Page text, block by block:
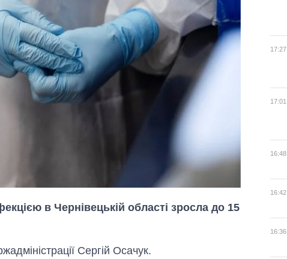
в Чернівецькій області зросла до 15
Сергій Осачук.
17:27
17:01
16:48
16:42
16:36